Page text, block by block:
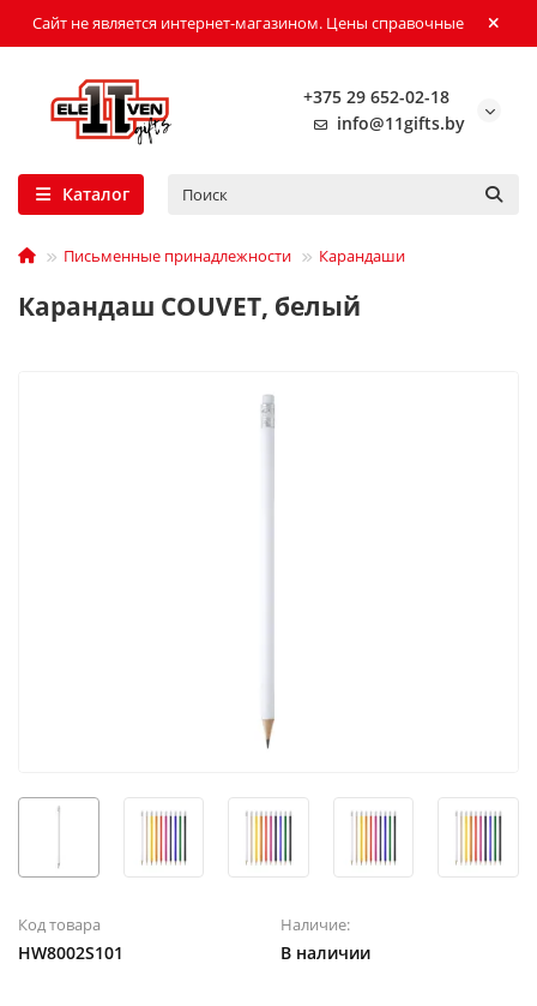
Сайт не является интернет-магазином. Цены справочные
+375 29 652-02-18
info@11gifts.by
Каталог
Письменные принадлежности Карандаши
Карандаш COUVET, белый
Код товара
HW8002S101
Наличие:
В наличии